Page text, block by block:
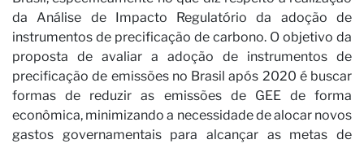
da Análise de Impacto Regulatório da adoção de
instrumentos de precificação de carbono. O objetivo da
proposta de avaliar a adoção de instrumentos de
precificação de emissões no Brasil após 2020 é buscar
formas de reduzir as emissões de GEE de forma
econômica, minimizando a necessidade de alocar novos
gastos governamentais para alcançar as metas de